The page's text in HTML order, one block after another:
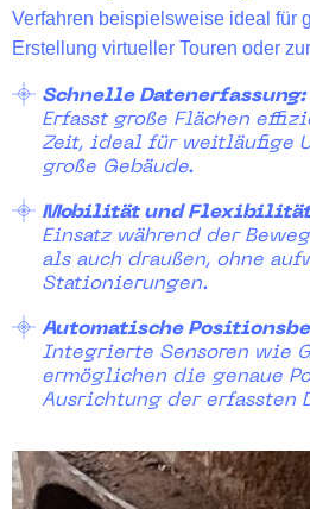
Verfahren beispielsweise ideal für
Erstellung virtueller Touren oder
Schnelle Datenerfassung:
Erfasst große Flächen
Zeit, ideal für weitläufige
große Gebäude.
Mobilität und
Einsatz während der
als auch draußen, ohne
Stationierungen.
Automatische
Integrierte Sensoren wie
ermöglichen die genaue
Ausrichtung der erfassten